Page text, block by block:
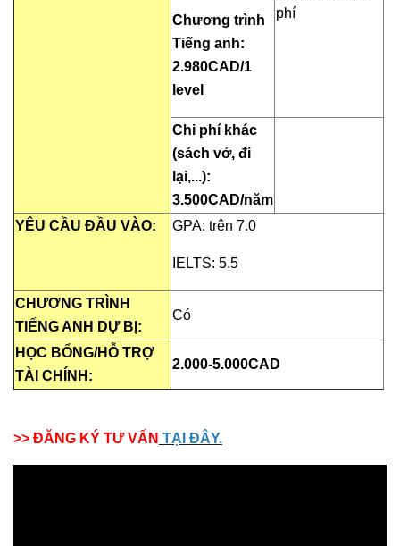
Chương trình
Tiếng anh:
2.980CAD/1
level
phí
Chi phí khác
(sách vở, đi
lại,...):
3.500CAD/năm
YÊU CẦU ĐẦU VÀO:
GPA: trên 7.0
IELTS: 5.5
CHƯƠNG TRÌNH
TIẾNG ANH DỰ BỊ:
Có
HỌC BỔNG/HỖ TRỢ
TÀI CHÍNH:
2.000-5.000CAD
>> ĐĂNG KÝ TƯ VẤN TẠI ĐÂY.